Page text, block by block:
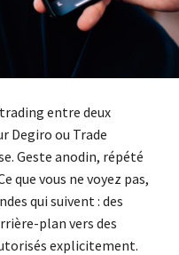
entre deux
Degiro ou Trade
Geste anodin, répété
que vous ne voyez pas,
qui suivent : des
plan vers des
explicitement.